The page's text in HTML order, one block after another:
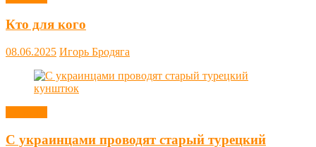
Кто для кого
08.06.2025 Игорь Бродяга
С украинцами проводят старый турецкий